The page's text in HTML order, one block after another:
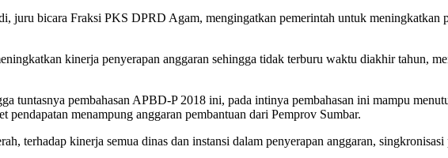
juru bicara Fraksi PKS DPRD Agam, mengingatkan pemerintah untuk meningkatkan
kinerja penyerapan anggaran sehingga tidak terburu waktu diakhir tahun,
tuntasnya pembahasan APBD-P 2018 ini, pada intinya pembahasan ini mampu
pendapatan menampung anggaran pembantuan dari Pemprov Sumbar.
terhadap kinerja semua dinas dan instansi dalam penyerapan anggaran,